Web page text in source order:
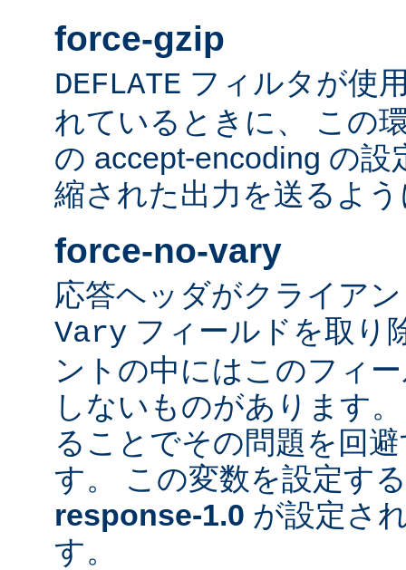
force-gzip
DEFLATE フィルタが使
れているときに、 この
の accept-encoding の
縮された出力を送るよ
force-no-vary
応答ヘッダがクライア
Vary フィールドを取り
ントの中にはこのフィ
しないものがあります
ることでその問題を回
す。 この変数を設定す
response-1.0 が設定さ
す。